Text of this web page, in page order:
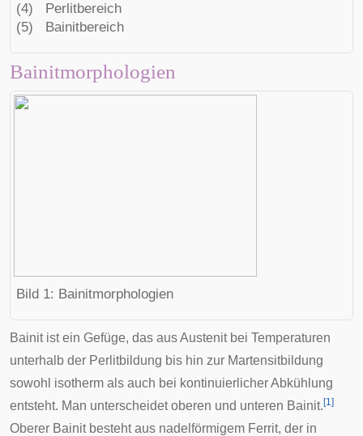
(4) Perlitbereich
(5) Bainitbereich
Bainitmorphologien
Bild 1: Bainitmorphologien
Bainit ist ein Gefüge, das aus Austenit bei Temperaturen
unterhalb der Perlitbildung bis hin zur Martensitbildung
sowohl isotherm als auch bei kontinuierlicher Abkühlung
entsteht. Man unterscheidet oberen und unteren Bainit. [1]
Oberer Bainit besteht aus nadelförmigem Ferrit, der in